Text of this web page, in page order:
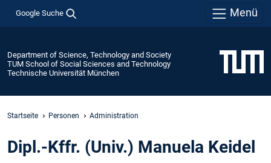
Google Suche Menü
Department of Science, Technology and Society
TUM School of Social Sciences and Technology
Technische Universität München
Startseite Personen Administration
Dipl.-Kffr. (Univ.) Manuela Keidel